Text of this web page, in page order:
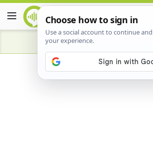
Advertisement